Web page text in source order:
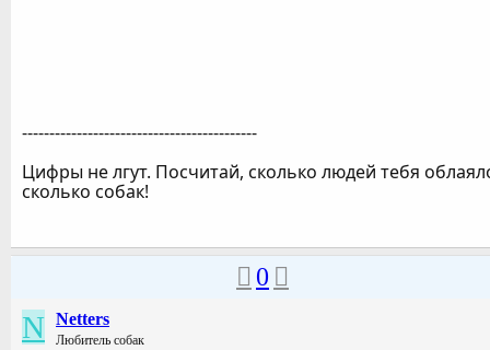
-------------------------------------------
Цифры не лгут. Посчитай, сколько людей тебя
сколько собак!
0
N Netters
Любитель собак